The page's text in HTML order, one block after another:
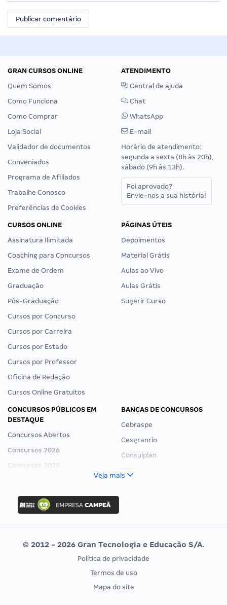
GRAN CURSOS ONLINE
Quem Somos
Como Funciona
Como Comprar
Loja Social
Validador de documentos
Conveniados
Programa de Afiliados
Trabalhe Conosco
Preferências de Cookies
ATENDIMENTO
Central de ajuda
Chat
WhatsApp
E-mail
Horário de atendimento:
segunda a sexta (8h às 20h),
sábado (9h às 13h).
Foi aprovado?
Envie-nos a sua história!
CURSOS ONLINE
Assinatura Ilimitada
Coaching para Concursos
Exame de Ordem
Graduação
Pós-Graduação
Cursos por Concurso
Cursos por Carreira
Cursos por Estado
Cursos por Professor
Oficina de Redação
Cursos Online Gratuitos
PÁGINAS ÚTEIS
Depoimentos
Material Grátis
Aulas ao Vivo
Aulas Grátis
Sugerir Curso
CONCURSOS PÚBLICOS EM
DESTAQUE
Concursos Abertos
Concursos 2026
Concursos 2025
Concurso Nacional Unificado
Concurso Ibama
Concurso MPU
Editais publicados
BANCAS DE CONCURSOS
Cebraspe
Cesgranrio
Consulplan
Vunesp
CONCURSOS POR PROFISSÃO
EXAME DE ORDEM
Veja mais
© 2012 - 2026 Gran Tecnologia e Educação S/A.
Política de privacidade
Termos de uso
Mapa do site